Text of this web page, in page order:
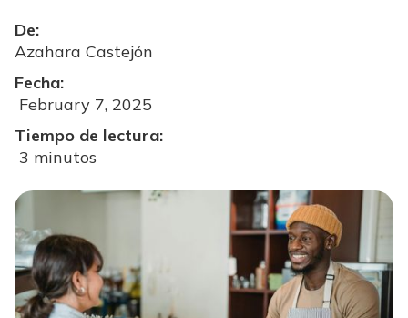
De:
Azahara Castejón
Fecha:
February 7, 2025
Tiempo de lectura:
3 minutos